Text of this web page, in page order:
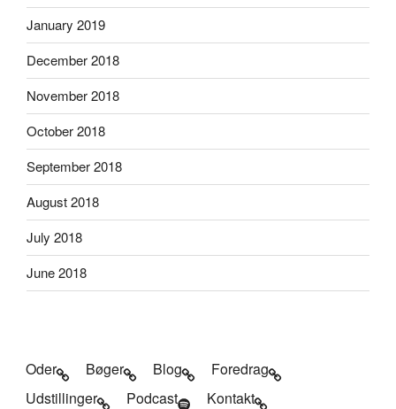
January 2019
December 2018
November 2018
October 2018
September 2018
August 2018
July 2018
June 2018
Oder Bøger Blog
Foredrag
Udstillinger
Podcast Kontakt